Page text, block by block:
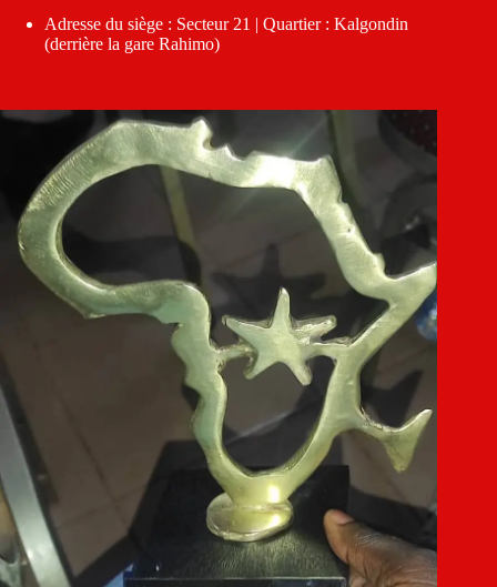
Adresse du siège : Secteur 21 | Quartier : Kalgondin
(derrière la gare Rahimo)